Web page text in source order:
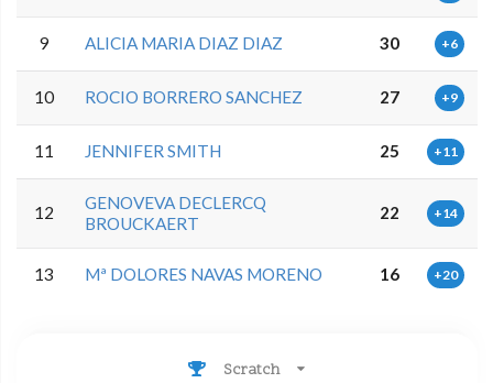
9 ALICIA MARIA DIAZ DIAZ 30 +6
10 ROCIO BORRERO SANCHEZ 27 +9
11 JENNIFER SMITH 25 +11
12
GENOVEVA DECLERCQ
BROUCKAERT
22 +14
13 Mª DOLORES NAVAS MORENO 16 +20
Scratch